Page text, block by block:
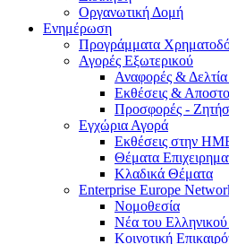
Οργανωτική Δομή
Ενημέρωση
Προγράμματα
Αγορές Εξωτερικού
Αναφορές &
Εκθέσεις &
Προσφορές -
Εγχώρια Αγορά
Εκθέσεις στην
Θέματα
Κλαδικά Θέματα
Enterprise Europe
Νομοθεσία
Νέα του Ελληνικού
Κοινοτική